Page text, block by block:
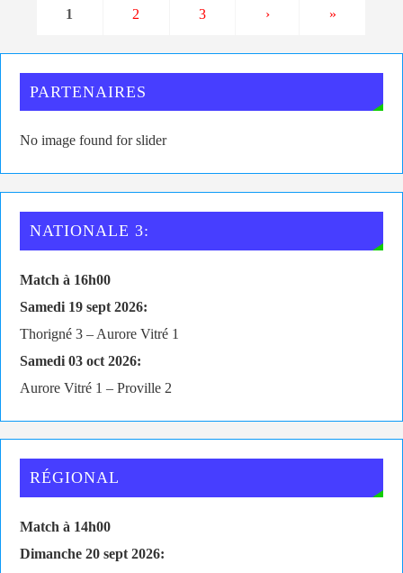
1 2 3 › »
PARTENAIRES
No image found for slider
NATIONALE 3:
Match à 16h00
Samedi 19 sept 2026:
Thorigné 3 – Aurore Vitré 1
Samedi 03 oct 2026:
Aurore Vitré 1 – Proville 2
RÉGIONAL
Match à 14h00
Dimanche 20 sept 2026: